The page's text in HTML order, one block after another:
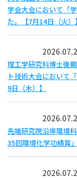
学会大会において「
た。【7月14日（火）】
理工学研究科博士後
ト技術大会において
9日（木）】
先端研究院沿岸環境
35回環境化学功績賞